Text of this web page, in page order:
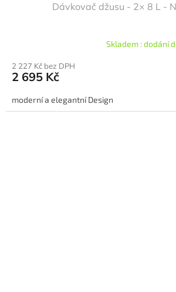
Dávkovač džusu - 2× 8 L -
Skladem : dodání
2 227 Kč bez DPH
2 695 Kč
moderní a elegantní Design